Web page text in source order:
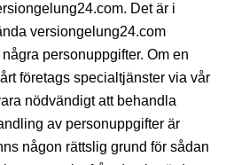
Det är i
versiongelung24.com
personuppgifter. Om en
företags specialtjänster via vår
nödvändigt att behandla
av personuppgifter är
någon rättslig grund för sådan